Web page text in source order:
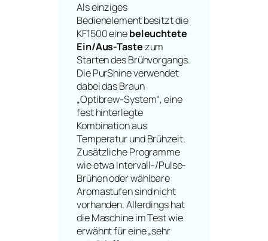
Als einziges
Bedienelement besitzt die
KF1500 einebeleuchtete
Ein/Aus-Tastezum
Starten des Brühvorgangs.
Die PurShine verwendet
dabei das Braun
„Optibrew-System“, eine
fest hinterlegte
Kombination aus
Temperatur und Brühzeit.
Zusätzliche Programme
wie etwa Intervall-/Pulse-
Brühen oder wählbare
Aromastufen sind nicht
vorhanden. Allerdings hat
die Maschine im Test wie
erwähnt für eine „sehr